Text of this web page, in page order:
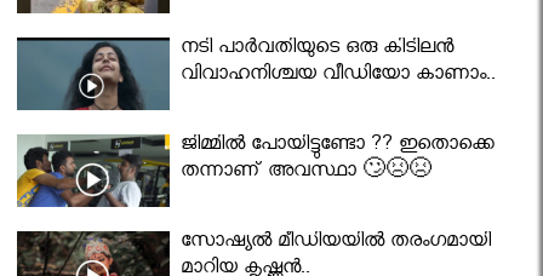
നടി പാർവതിയുടെ ഒരു കിടിലൻ
വിവാഹനിശ്ചയ വീഡിയോ കാണാം..
ജിമ്മിൽ പോയിട്ടുണ്ടോ ?? ഇതൊക്കെ
തന്നാണ് അവസ്ഥാ 🙄😣😣
സോഷ്യൽ മീഡിയയിൽ തരംഗമായി